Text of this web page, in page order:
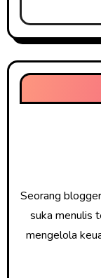
Seorang
suka menulis
mengelola